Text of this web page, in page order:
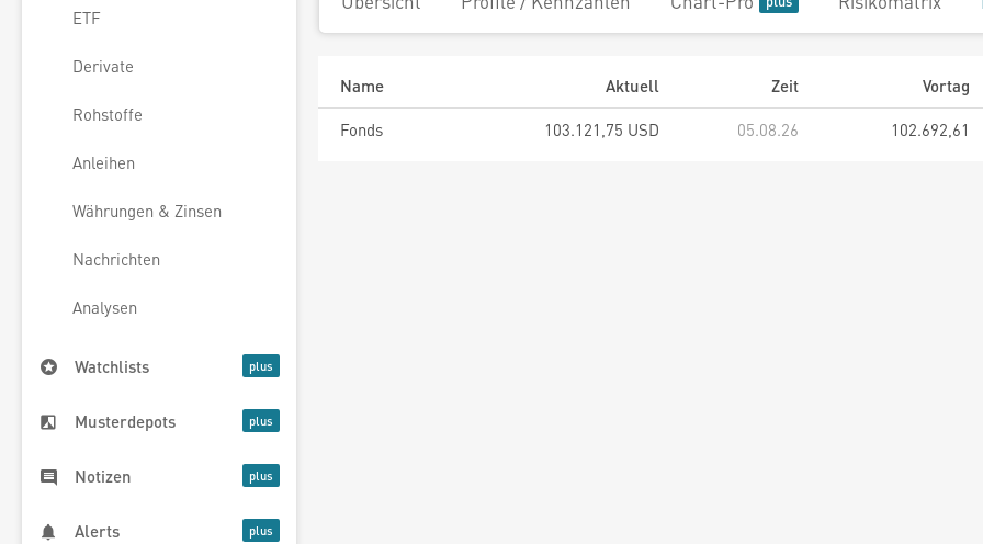
ETF
Derivate
Rohstoffe
Anleihen
Währungen & Zinsen
Nachrichten
Analysen
Watchlists
Musterdepots
Notizen
Alerts
Name Aktuell Zeit
Vortag
Fonds
103.121,75 USD 05.08.26 102.692,61